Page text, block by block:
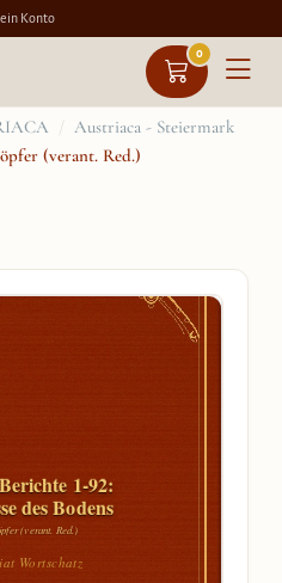
Konto
0
/ Austriaca - Steiermark
(verant. Red.)
1-92:
des Bodens
(verant. Red.)
Wortschatz